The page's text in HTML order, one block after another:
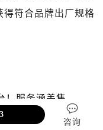
得符合品牌出厂规格

咨询